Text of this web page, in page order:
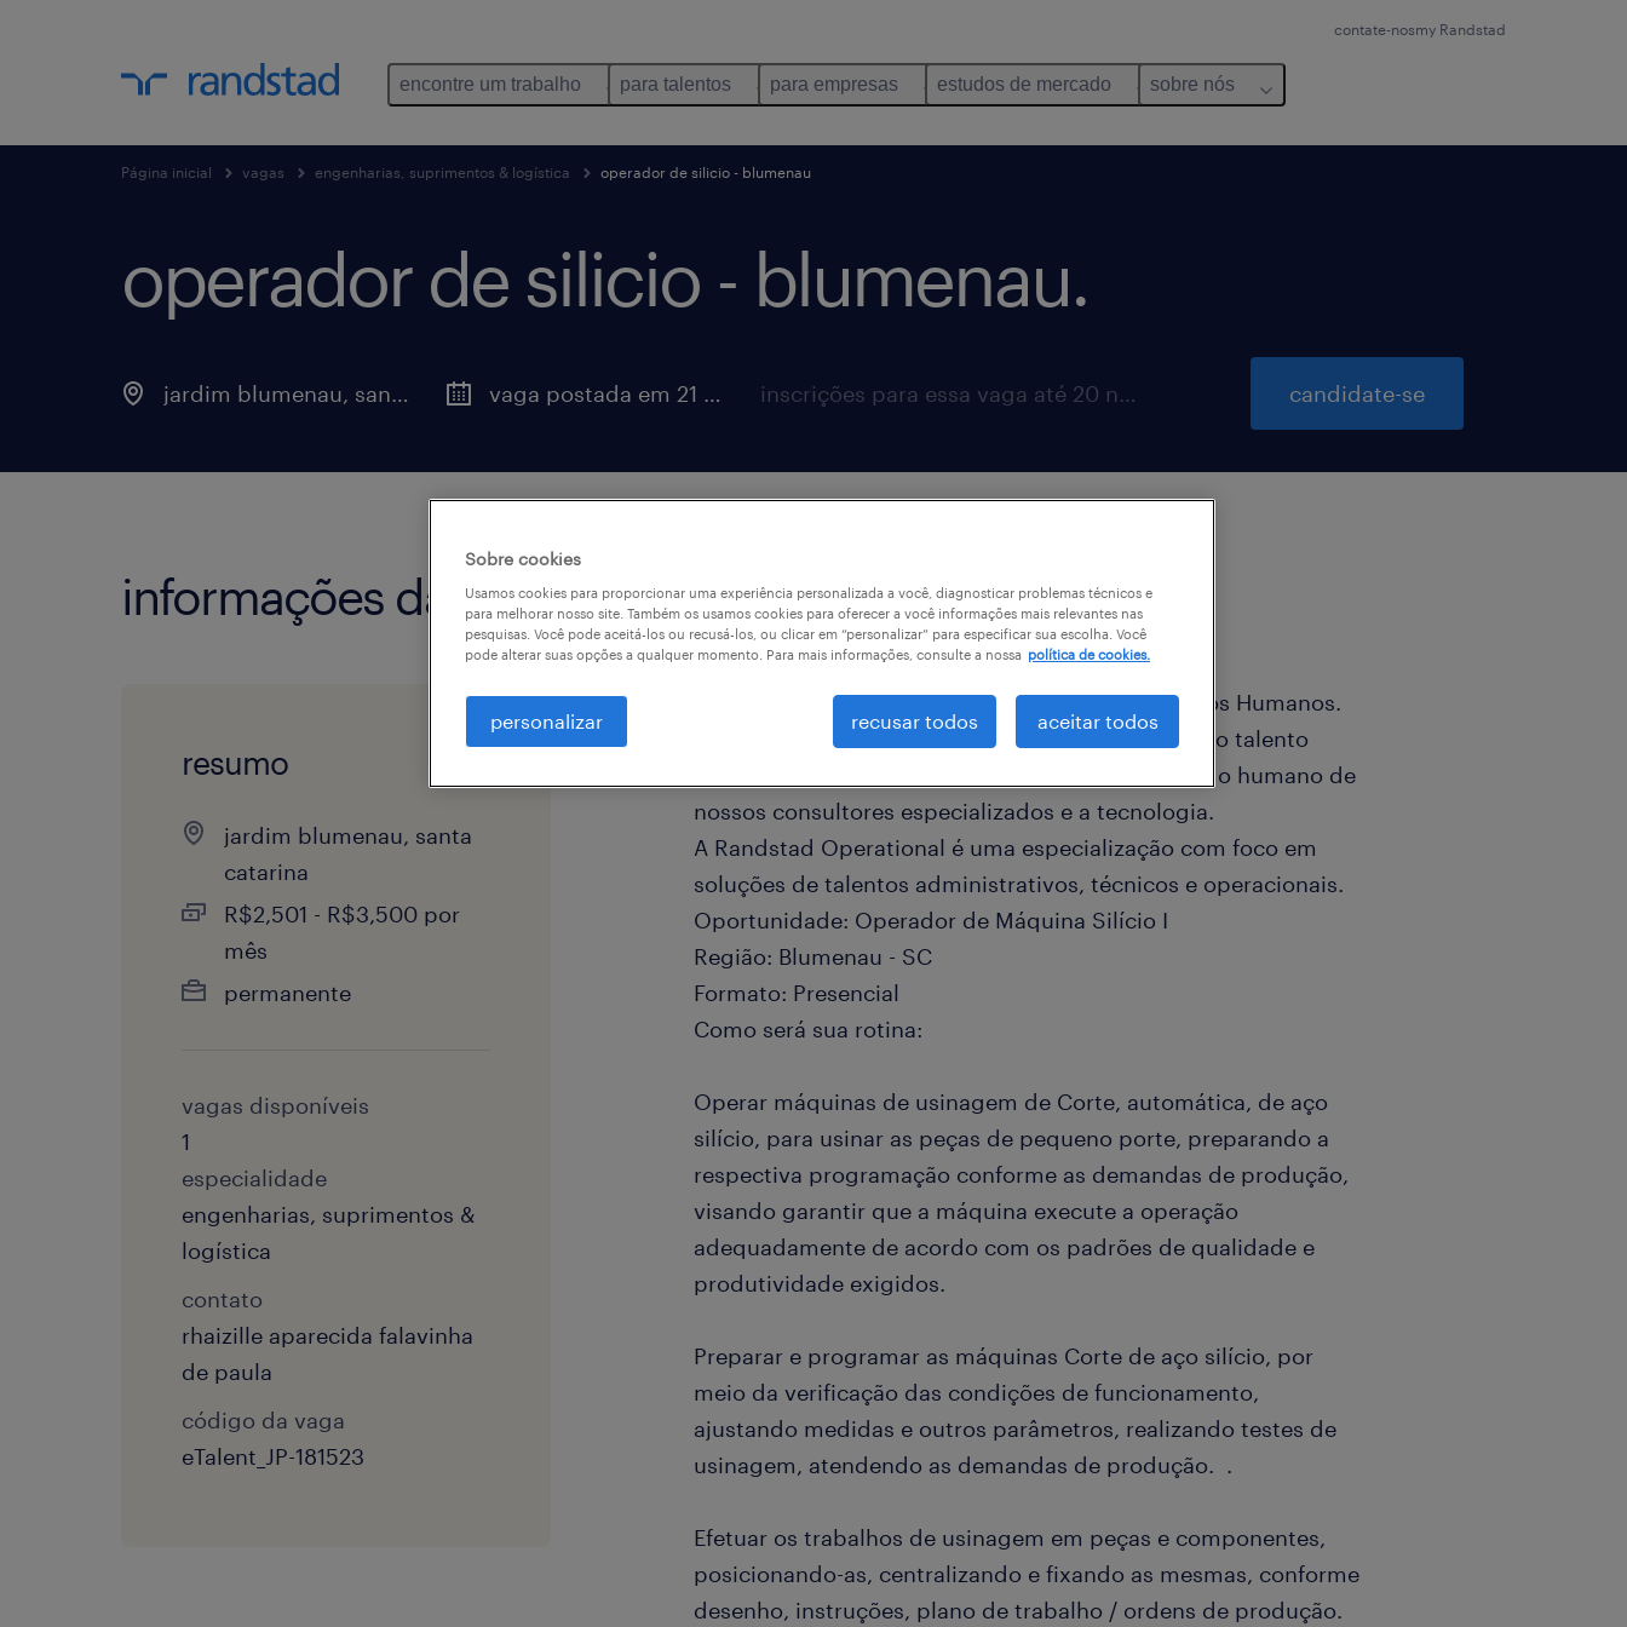
contate-nosmy Randstad
encontre um trabalho para talentos para empresas estudos de mercado sobre nós
Página inicial vagas engenharias, suprimentos & logística operador de silicio - blumenau
operador de silicio - blumenau.
jardim blumenau, santa catarina vaga postada em 21 maio 2026 inscrições para essa vaga até 20 novembro 2026 candidate-se
informações da vaga
resumo
jardim blumenau, santa
catarina
R$2,501 - R$3,500 por
mês
permanente
vagas disponíveis
1
especialidade
engenharias, suprimentos &
logística
contato
rhaizille aparecida falavinha
de paula
código da vaga
eTalent_JP-181523
A Randstad é líder global em soluções de Recursos Humanos.
Auxiliamos clientes no mundo inteiro a encontrar o talento
certo utilizando a combinação perfeita entre o lado humano de
nossos consultores especializados e a tecnologia.
A Randstad Operational é uma especialização com foco em
soluções de talentos administrativos, técnicos e operacionais.
Oportunidade: Operador de Máquina Silício I
Região: Blumenau - SC
Formato: Presencial
Como será sua rotina:
Operar máquinas de usinagem de Corte, automática, de aço
silício, para usinar as peças de pequeno porte, preparando a
respectiva programação conforme as demandas de produção,
visando garantir que a máquina execute a operação
adequadamente de acordo com os padrões de qualidade e
produtividade exigidos.
Preparar e programar as máquinas Corte de aço silício, por
meio da verificação das condições de funcionamento,
ajustando medidas e outros parâmetros, realizando testes de
usinagem, atendendo as demandas de produção. .
Efetuar os trabalhos de usinagem em peças e componentes,
posicionando-as, centralizando e fixando as mesmas, conforme
desenho, instruções, plano de trabalho / ordens de produção.
Sobre cookies
Usamos cookies para proporcionar uma experiência personalizada a você, diagnosticar problemas técnicos e
para melhorar nosso site. Também os usamos cookies para oferecer a você informações mais relevantes nas
pesquisas. Você pode aceitá-los ou recusá-los, ou clicar em “personalizar” para especificar sua escolha. Você
pode alterar suas opções a qualquer momento. Para mais informações, consulte a nossa política de cookies.
personalizar recusar todos aceitar todos